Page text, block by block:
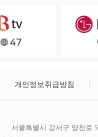
개인정보취급방침
서울특별시 강서구 양천로